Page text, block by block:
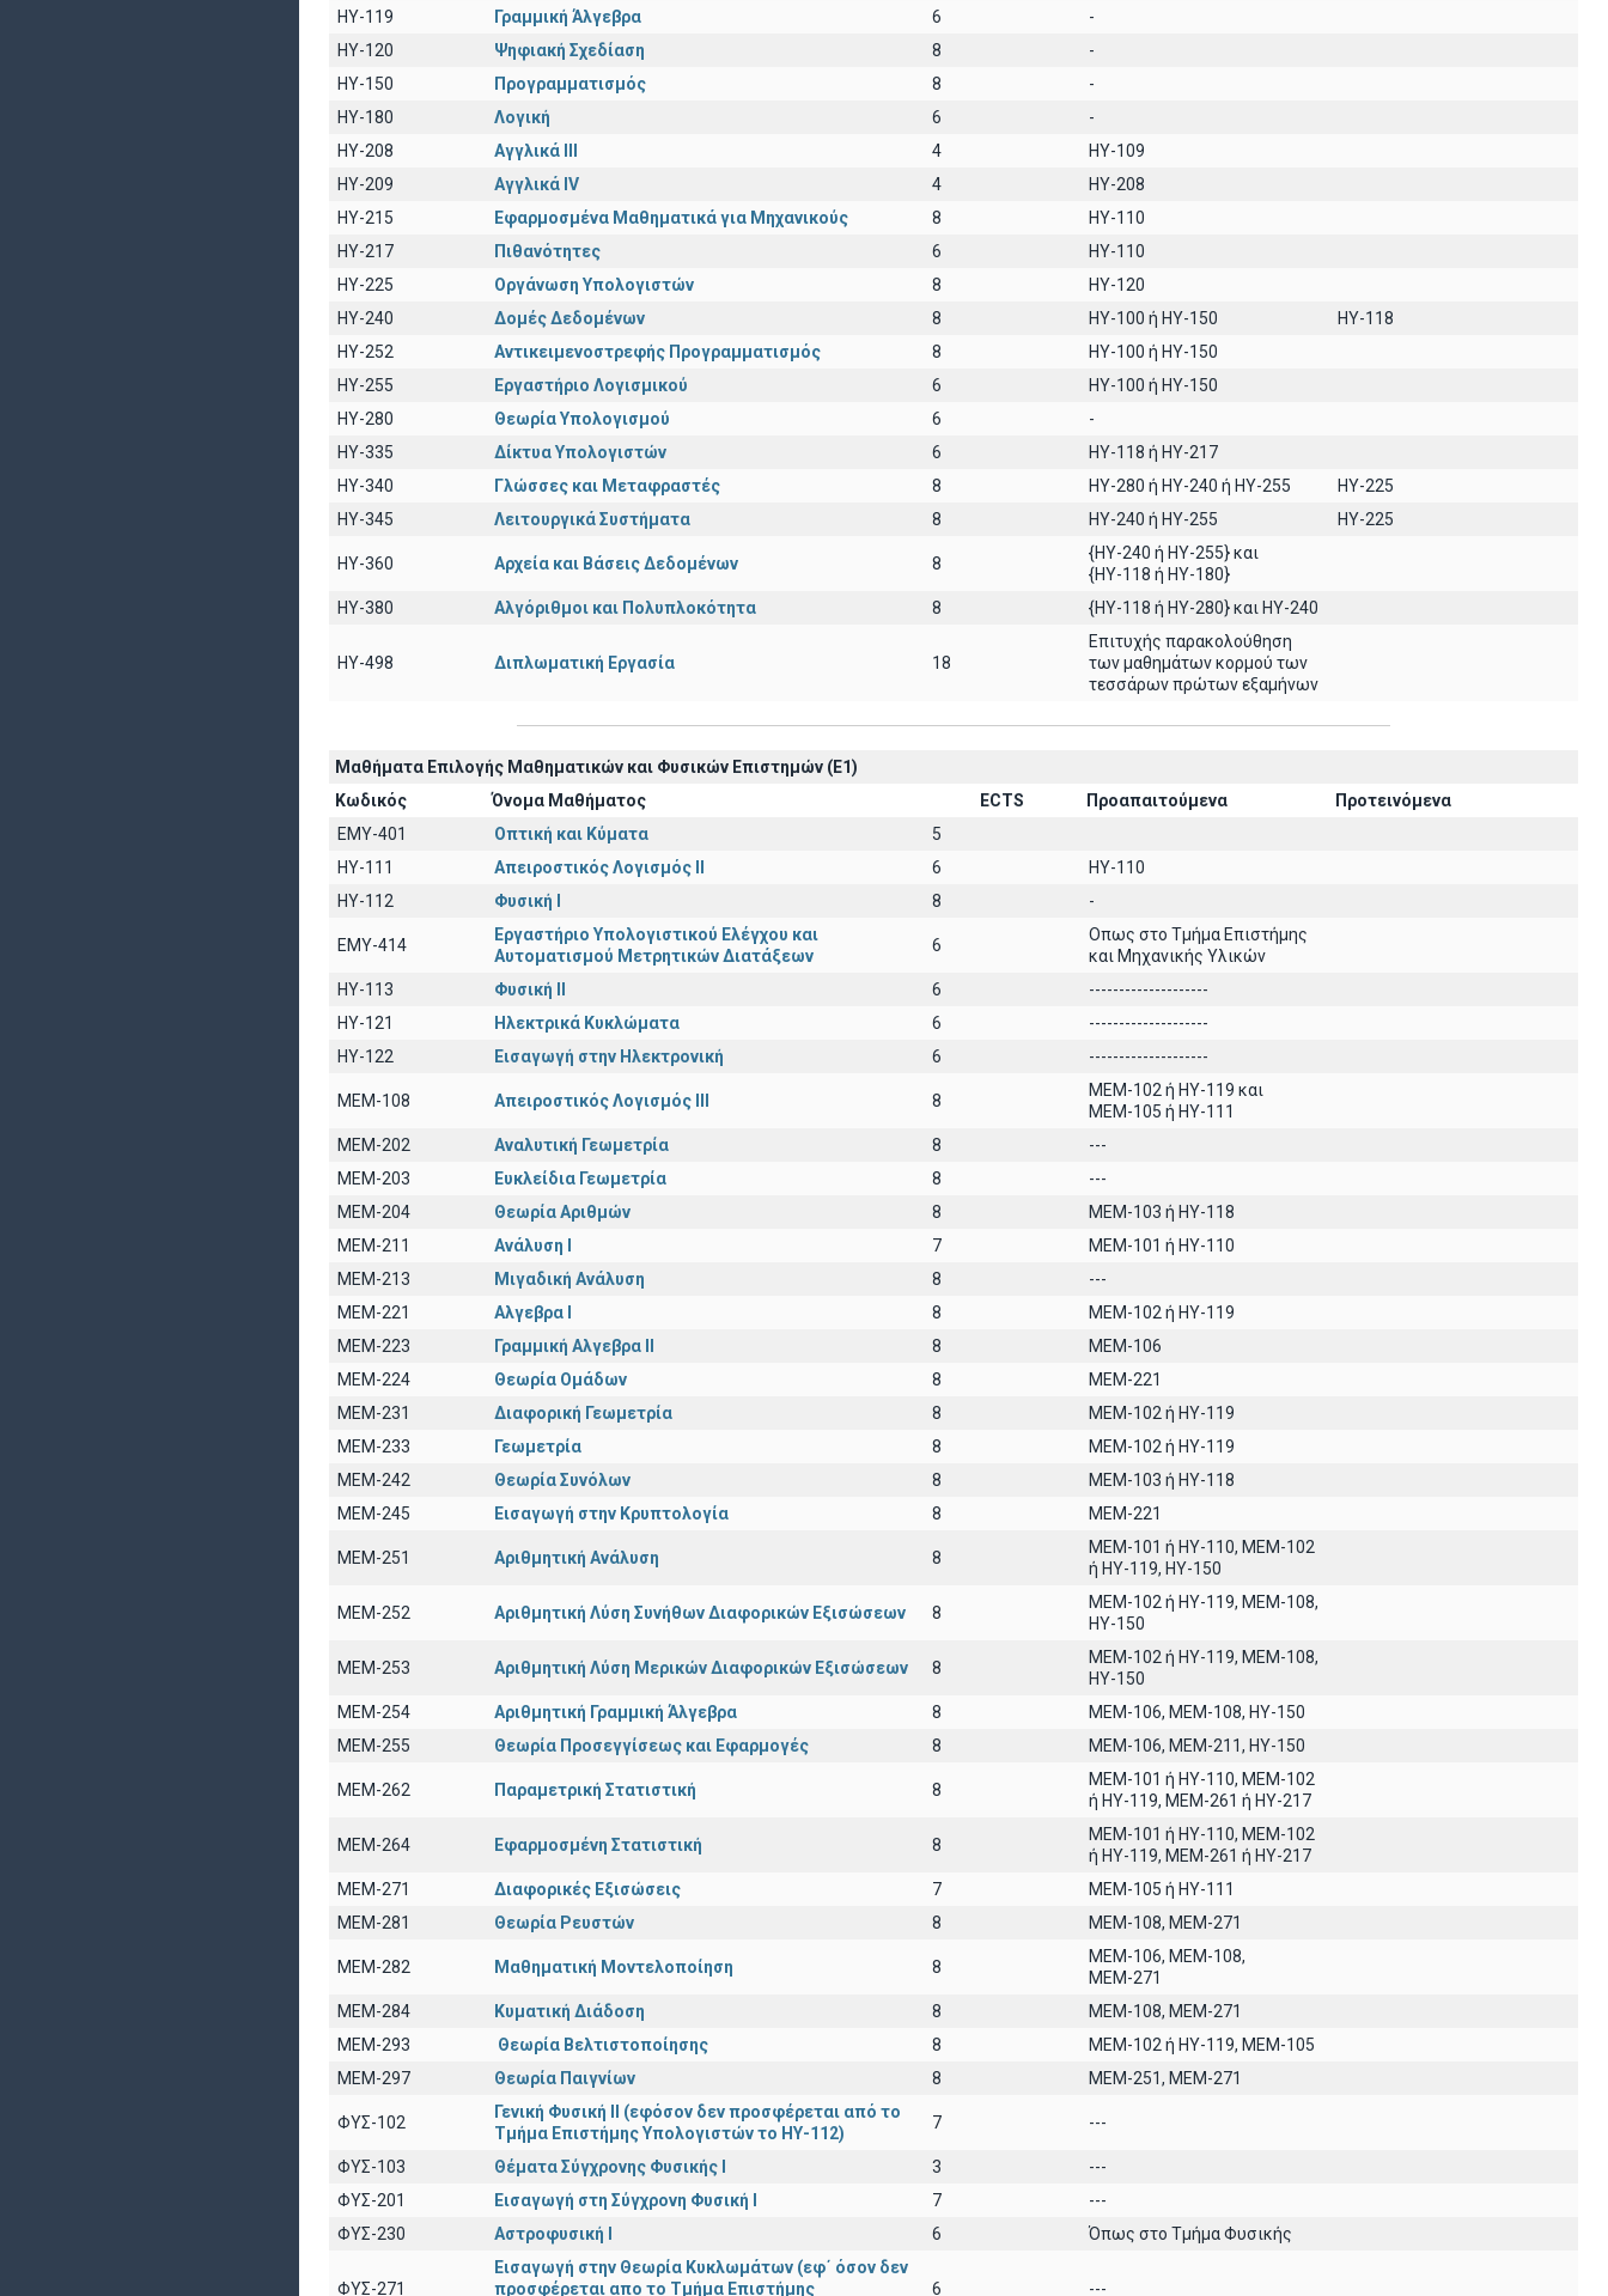
HY-119
Γραμμική Άλγεβρα 6
-
HY-120
Ψηφιακή Σχεδίαση 8
-
HY-150
Προγραμματισμός 8
-
HY-180
Λογική 6
-
HY-208
Αγγλικά III 4
HY-109
HY-209
Αγγλικά IV 4
HY-208
HY-215
Εφαρμοσμένα Μαθηματικά για Μηχανικούς 8
ΗΥ-110
HY-217
Πιθανότητες 6
ΗΥ-110
HY-225
Οργάνωση Υπολογιστών 8
HY-120
HY-240
Δομές Δεδομένων 8 HY-100 ή HY-150
HY-118
HY-252
Αντικειμενοστρεφής Προγραμματισμός 8
ΗΥ-100 ή HY-150
HY-255
Εργαστήριο Λογισμικού 6
ΗΥ-100 ή ΗΥ-150
HY-280
Θεωρία Υπολογισμού 6
-
HY-335
Δίκτυα Υπολογιστών 6
ΗΥ-118 ή ΗΥ-217
HY-340
Γλώσσες και Μεταφραστές 8 HY-280 ή HY-240 ή HY-255
HY-225
HY-345
Λειτουργικά Συστήματα 8 HY-240 ή HY-255 HY-225
HY-360 Αρχεία και Βάσεις Δεδομένων 8
{HY-240 ή ΗΥ-255} και
{ΗΥ-118 ή ΗΥ-180}
HY-380
Αλγόριθμοι και Πολυπλοκότητα 8 {HY-118 ή ΗΥ-280} και ΗΥ-240
HY-498 Διπλωματική Εργασία 18
Επιτυχής παρακολούθηση
των μαθημάτων κορμού των
τεσσάρων πρώτων εξαμήνων
Μαθήματα Επιλογής Μαθηματικών και Φυσικών Επιστημών (Ε1)
Κωδικός
Όνομα Μαθήματος ECTS Προαπαιτούμενα
Προτεινόμενα
EΜY-401
Οπτική και Κύματα
5
HY-111
Απειροστικός Λογισμός ΙI 6
HY-110
HY-112
Φυσική I 8 -
ΕΜΥ-414
Εργαστήριο Υπολογιστικού Ελέγχου και
Αυτοματισμού Μετρητικών Διατάξεων
6
Οπως στο Τμήμα Επιστήμης
και Μηχανικής Υλικών
ΗΥ-113
Φυσική ΙΙ 6
--------------------
ΗΥ-121
Ηλεκτρικά Κυκλώματα 6
--------------------
ΗΥ-122
Εισαγωγή στην Ηλεκτρονική 6 --------------------
ΜΕΜ-108 Απειροστικός Λογισμός ΙΙI 8
MEM-102 ή ΗΥ-119 και
ΜΕΜ-105 ή ΗΥ-111
ΜΕΜ-202
Αναλυτική Γεωμετρία 8
---
ΜΕΜ-203
Ευκλείδια Γεωμετρία 8
---
ΜΕΜ-204
Θεωρία Αριθμών 8
ΜΕΜ-103 ή ΗΥ-118
ΜΕΜ-211
Ανάλυση Ι 7
ΜΕΜ-101 ή ΗΥ-110
ΜΕΜ-213
Μιγαδική Ανάλυση 8
---
ΜΕΜ-221
Αλγεβρα Ι 8
ΜΕΜ-102 ή ΗΥ-119
ΜΕΜ-223
Γραμμική Αλγεβρα ΙΙ 8
MEM-106
ΜΕΜ-224
Θεωρία Ομάδων 8
MEM-221
ΜΕΜ-231
Διαφορική Γεωμετρία 8
MEM-102 ή ΗΥ-119
ΜΕΜ-233
Γεωμετρία 8
MEM-102 ή ΗΥ-119
ΜΕΜ-242
Θεωρία Συνόλων 8
ΜΕΜ-103 ή ΗΥ-118
ΜΕΜ-245
Εισαγωγή στην Κρυπτολογία 8 MEM-221
ΜΕΜ-251 Αριθμητική Ανάλυση 8
ΜΕΜ-101 ή ΗΥ-110, MEM-102
ή ΗΥ-119, ΗΥ-150
ΜΕΜ-252 Αριθμητική Λύση Συνήθων Διαφορικών Εξισώσεων 8
MEM-102 ή ΗΥ-119, ΜΕΜ-108,
ΗΥ-150
ΜΕΜ-253 Αριθμητική Λύση Μερικών Διαφορικών Εξισώσεων 8
ΜΕΜ-102 ή ΗΥ-119, ΜΕΜ-108,
ΗΥ-150
ΜΕΜ-254
Αριθμητική Γραμμική Άλγεβρα 8
ΜΕΜ-106, ΜΕΜ-108, ΗΥ-150
ΜΕΜ-255
Θεωρία Προσεγγίσεως και Εφαρμογές 8 ΜΕΜ-106, ΜΕΜ-211, ΗΥ-150
ΜΕΜ-262 Παραμετρική Στατιστική 8
ΜΕΜ-101 ή ΗΥ-110, MEM-102
ή ΗΥ-119, ΜΕΜ-261 ή ΗΥ-217
ΜΕΜ-264 Εφαρμοσμένη Στατιστική 8
ΜΕΜ-101 ή ΗΥ-110, MEM-102
ή ΗΥ-119, ΜΕΜ-261 ή ΗΥ-217
ΜΕΜ-271
Διαφορικές Εξισώσεις 7
ΜΕΜ-105 ή ΗΥ-111
ΜΕΜ-281
Θεωρία Ρευστών 8 ΜΕΜ-108, ΜΕΜ-271
ΜΕΜ-282 Μαθηματική Μοντελοποίηση 8
ΜΕΜ-106, ΜΕΜ-108,
ΜΕΜ-271
ΜΕΜ-284
Κυματική Διάδοση 8
ΜΕΜ-108, ΜΕΜ-271
ΜΕΜ-293
Θεωρία Βελτιστοποίησης 8
ΜΕΜ-102 ή ΗΥ-119, ΜΕΜ-105
ΜΕΜ-297
Θεωρία Παιγνίων 8 ΜΕΜ-251, ΜΕΜ-271
ΦΥΣ-102
Γενική Φυσική ΙΙ (εφόσον δεν προσφέρεται από το
Τμήμα Επιστήμης Υπολογιστών το ΗΥ-112)
7 ---
ΦΥΣ-103 Θέματα Σύγχρονης Φυσικής Ι 3
---
ΦΥΣ-201
Εισαγωγή στη Σύγχρονη Φυσική Ι 7
---
ΦΥΣ-230
Αστροφυσική Ι 6 Όπως στο Τμήμα Φυσικής
ΦΥΣ-271
Εισαγωγή στην Θεωρία Κυκλωμάτων (εφ΄ όσον δεν
προσφέρεται απο το Τμήμα Επιστήμης
6 ---